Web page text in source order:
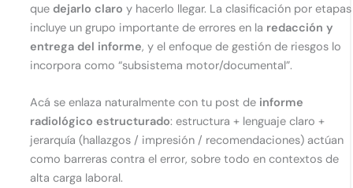
quedejarlo claro y hacerlo llegar. La clasificación por etapas
incluye un grupo importante de errores en la redacción y
entrega del informe, y el enfoque de gestión de riesgos lo
incorpora como “subsistema motor/documental”.
Acá se enlaza naturalmente con tu post de informe
radiológico estructurado: estructura + lenguaje claro +
jerarquía (hallazgos / impresión / recomendaciones) actúan
como barreras contra el error, sobre todo en contextos de
alta carga laboral.